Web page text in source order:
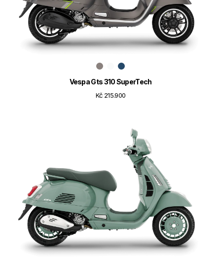
Vespa Gts 310 SuperTech
Kč 215.900